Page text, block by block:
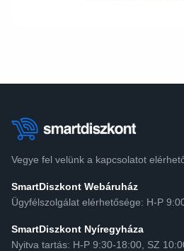
Vegye fel velünk a kapcsolatot
SmartDiszkont Webáruház
Ügyfélszolgálat elérhetősége: H-P
SmartDiszkont Nyíregyháza
Nyitva tartás: H-P 9:30-18:00, SZ